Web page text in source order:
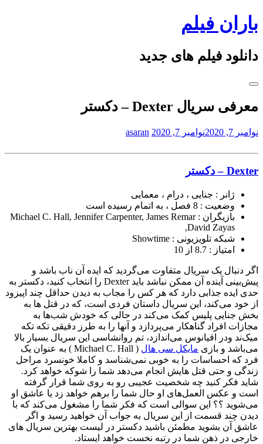
Skip
to
content
باران فیلم
دانلود فیلم های جدید
معرفی سریال Dexter – دکستر
نوامبر 7, 2020 نوامبر 7, 2020 asaran
Dexter – دکستر
ژانر : جنایی ، درام ، معمایی
وضعیت : 8 فصل ، به اتمام رسیده است
بازیگران : Michael C. Hall, Jennifer Carpenter, James Remar
,David Zayas
شبکه تلویزیونی : Showtime
امتیاز : 8.7 از 10
اگر دنبال یک سریال متفاوت می‌گردید که ایده آن ناب باشد و
پیش‌بینی آینده آن ممکن نباشد باید Dexter را انتخاب کنید، دکستر به
حدی ایده جذابی دارد که هر کس را مجاب به دیدن حداقل چند اپیزود
از خود می‌کند، این سریال داستان فردی است، که در قتل ها به
بخش جنایی پلیس کمک می‌کند در حالی که خودش شب‌ها به
مجازات افراد گناهکار می‌پردازد و آنها را به طرز دقیقی تکه تکه
میک‌ند ودر اقیانوس می‌اندازد، تم روانشاسی این سریال بسیار بالا
می‌باشد و بازی مایکل سی هال
( Michael C. Hall ) به عنوان یک
فرد که احساسات را به خوبی نمی‌شناسد و کاملا خونسرد مراحل
زندگی و حتی قتل هایش انجام می‌دهد شما را شوکه خواهد کرد.
شاید فکر کنید چه شخصیت عجیبی رو به روی شما قرار گرفته
است و عکس العمل‌های او حال شما را برهم خواهد زد یا عاشق او
می‌شوید ؟؟ این سوالی است که فکر شما را مشغول می‌کند که با
دیدن چند قسمت از این سریال به جواب آن خواهید رسید و اگر
عاشق آن بشوید مطمئن باشید دکستر در لیست بهترین سریال های
خارجی در ذهن شما در رتبه نخست خواهد ایستاد.